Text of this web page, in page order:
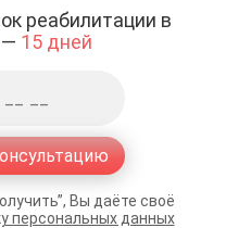
реабилитации в
— 15 дней
Вы даёте своё
персональных данных